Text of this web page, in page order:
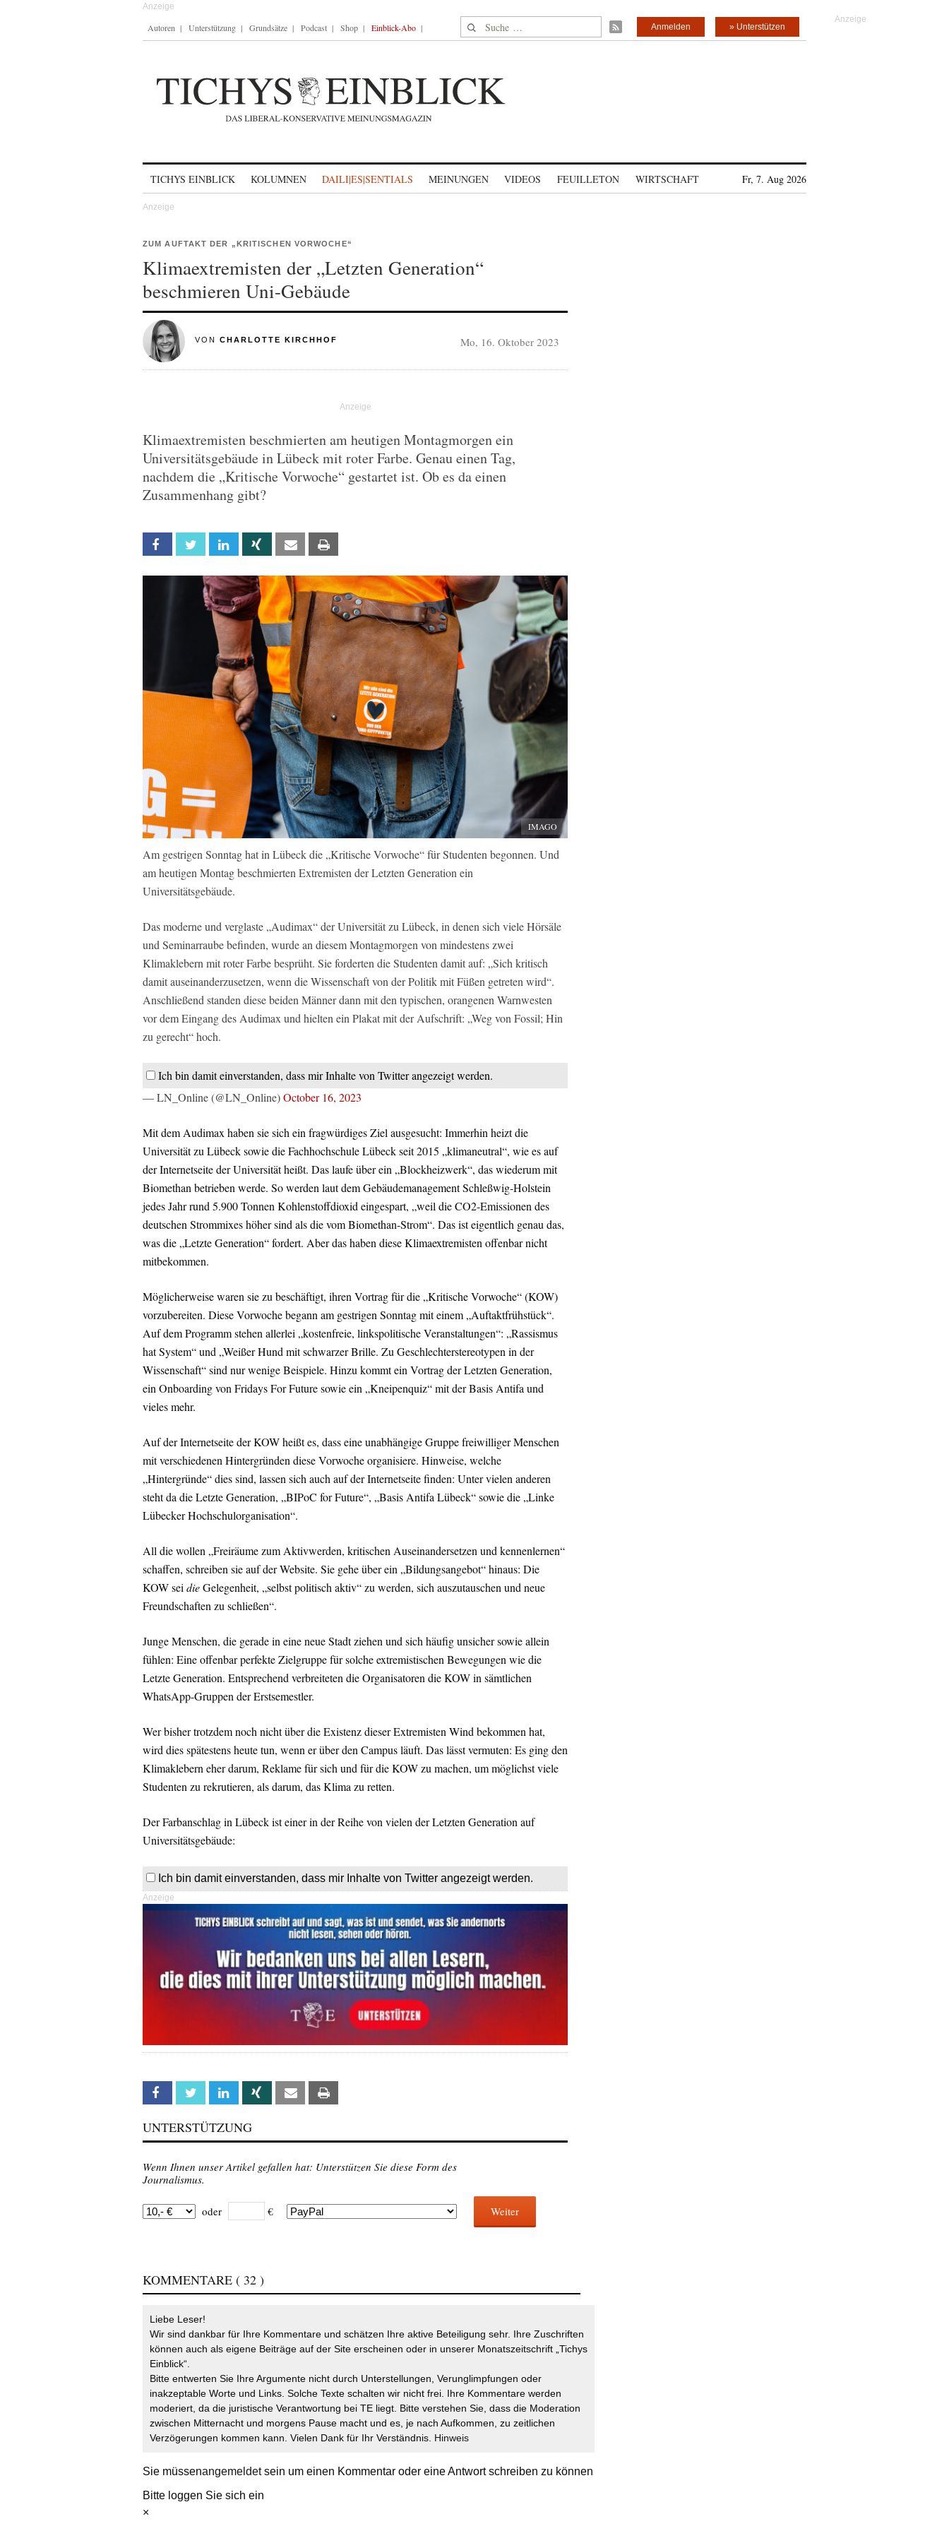
Autoren Unterstützung Grundsätze Podcast Shop Einblick-Abo Suche nach: » Unterstützen
Anmelden
TICHYS EINBLICK KOLUMNEN DAILI|ES|SENTIALS MEINUNGEN VIDEOS FEUILLETON WIRTSCHAFT Fr, 7. Aug 2026
ZUM AUFTAKT DER „KRITISCHEN VORWOCHE“
Klimaextremisten der „Letzten Generation“
beschmieren Uni-Gebäude
VON CHARLOTTE KIRCHHOF Mo, 16. Oktober 2023
Klimaextremisten beschmierten am heutigen Montagmorgen ein
Universitätsgebäude in Lübeck mit roter Farbe. Genau einen Tag,
nachdem die „Kritische Vorwoche“ gestartet ist. Ob es da einen
Zusammenhang gibt?
Facebook Twitter Linkedin Xing Email
IMAGO
Am gestrigen Sonntag hat in Lübeck die „Kritische Vorwoche“ für Studenten begonnen. Und
am heutigen Montag beschmierten Extremisten der Letzten Generation ein
Universitätsgebäude.
Das moderne und verglaste „Audimax“ der Universität zu Lübeck, in denen sich viele Hörsäle
und Seminarraube befinden, wurde an diesem Montagmorgen von mindestens zwei
Klimaklebern mit roter Farbe besprüht. Sie forderten die Studenten damit auf: „Sich kritisch
damit auseinanderzusetzen, wenn die Wissenschaft von der Politik mit Füßen getreten wird“.
Anschließend standen diese beiden Männer dann mit den typischen, orangenen Warnwesten
vor dem Eingang des Audimax und hielten ein Plakat mit der Aufschrift: „Weg von Fossil; Hin
zu gerecht“ hoch.
Ich bin damit einverstanden, dass mir Inhalte von Twitter angezeigt werden.
— LN_Online (@LN_Online)October 16, 2023
Mit dem Audimax haben sie sich ein fragwürdiges Ziel ausgesucht: Immerhin heizt die
Universität zu Lübeck sowie die Fachhochschule Lübeck seit 2015 „klimaneutral“, wie es auf
der Internetseite der Universität heißt. Das laufe über ein „Blockheizwerk“, das wiederum mit
Biomethan betrieben werde. So werden laut dem Gebäudemanagement Schleßwig-Holstein
jedes Jahr rund 5.900 Tonnen Kohlenstoffdioxid eingespart, „weil die CO2-Emissionen des
deutschen Strommixes höher sind als die vom Biomethan-Strom“. Das ist eigentlich genau das,
was die „Letzte Generation“ fordert. Aber das haben diese Klimaextremisten offenbar nicht
mitbekommen.
Möglicherweise waren sie zu beschäftigt, ihren Vortrag für die „Kritische Vorwoche“ (KOW)
vorzubereiten. Diese Vorwoche begann am gestrigen Sonntag mit einem „Auftaktfrühstück“.
Auf dem Programm stehen allerlei „kostenfreie, linkspolitische Veranstaltungen“: „Rassismus
hat System“ und „Weißer Hund mit schwarzer Brille. Zu Geschlechterstereotypen in der
Wissenschaft“ sind nur wenige Beispiele. Hinzu kommt ein Vortrag der Letzten Generation,
ein Onboarding von Fridays For Future sowie ein „Kneipenquiz“ mit der Basis Antifa und
vieles mehr.
Auf der Internetseite der KOW heißt es, dass eine unabhängige Gruppe freiwilliger Menschen
mit verschiedenen Hintergründen diese Vorwoche organisiere. Hinweise, welche
„Hintergründe“ dies sind, lassen sich auch auf der Internetseite finden: Unter vielen anderen
steht da die Letzte Generation, „BIPoC for Future“, „Basis Antifa Lübeck“ sowie die „Linke
Lübecker Hochschulorganisation“.
All die wollen „Freiräume zum Aktivwerden, kritischen Auseinandersetzen und kennenlernen“
schaffen, schreiben sie auf der Website. Sie gehe über ein „Bildungsangebot“ hinaus: Die
KOW sei dieGelegenheit, „selbst politisch aktiv“ zu werden, sich auszutauschen und neue
Freundschaften zu schließen“.
Junge Menschen, die gerade in eine neue Stadt ziehen und sich häufig unsicher sowie allein
fühlen: Eine offenbar perfekte Zielgruppe für solche extremistischen Bewegungen wie die
Letzte Generation. Entsprechend verbreiteten die Organisatoren die KOW in sämtlichen
WhatsApp-Gruppen der Erstsemestler.
Wer bisher trotzdem noch nicht über die Existenz dieser Extremisten Wind bekommen hat,
wird dies spätestens heute tun, wenn er über den Campus läuft. Das lässt vermuten: Es ging den
Klimaklebern eher darum, Reklame für sich und für die KOW zu machen, um möglichst viele
Studenten zu rekrutieren, als darum, das Klima zu retten.
Der Farbanschlag in Lübeck ist einer in der Reihe von vielen der Letzten Generation auf
Universitätsgebäude:
Ich bin damit einverstanden, dass mir Inhalte von Twitter angezeigt werden.
Anzeige
Facebook Twitter Linkedin Xing Email
UNTERSTÜTZUNG
Wenn Ihnen unser Artikel gefallen hat: Unterstützen Sie diese Form des
Journalismus.
oder € Weiter
KOMMENTARE ( 32 )
Liebe Leser!
Wir sind dankbar für Ihre Kommentare und schätzen Ihre aktive Beteiligung sehr. Ihre Zuschriften
können auch als eigene Beiträge auf der Site erscheinen oder in unserer Monatszeitschrift „Tichys
Einblick“.
Bitte entwerten Sie Ihre Argumente nicht durch Unterstellungen, Verunglimpfungen oder
inakzeptable Worte und Links. Solche Texte schalten wir nicht frei. Ihre Kommentare werden
moderiert, da die juristische Verantwortung bei TE liegt. Bitte verstehen Sie, dass die Moderation
zwischen Mitternacht und morgens Pause macht und es, je nach Aufkommen, zu zeitlichen
Verzögerungen kommen kann. Vielen Dank für Ihr Verständnis. Hinweis
Sie müssenangemeldetsein um einen Kommentar oder eine Antwort schreiben zu können
Bitte loggen Sie sich ein
×